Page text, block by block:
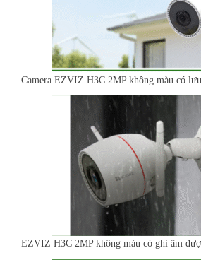
Camera EZVIZ H3C 2MP không màu có
EZVIZ H3C 2MP không màu có ghi âm